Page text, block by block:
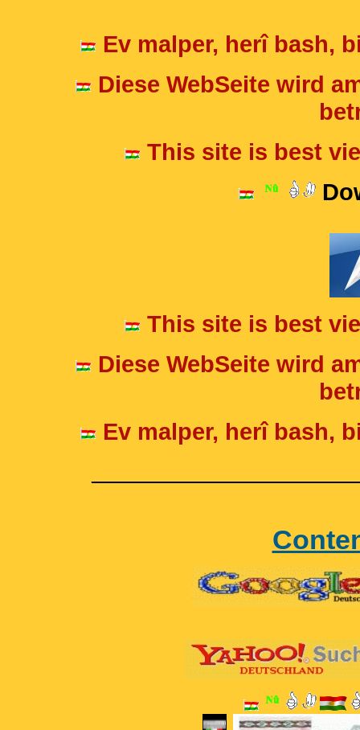
Ev malper, herî bash,
Diese WebSeite wird
This site is best
This site is best
Diese WebSeite wird
Ev malper, herî bash,